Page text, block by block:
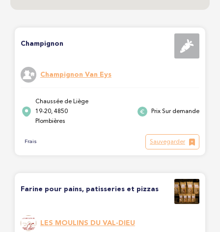
Champignon
Champignon Van Eys
Chaussée de Liège
19-20, 4850
Plombières
Prix Sur demande
Frais Sauvegarder
Farine pour pains, patisseries et pizzas
LES MOULINS DU VAL-DIEU